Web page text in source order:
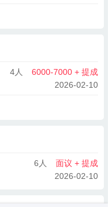
4人
6000-7000 + 提成
2026-02-10
6人
面议 + 提成
2026-02-10